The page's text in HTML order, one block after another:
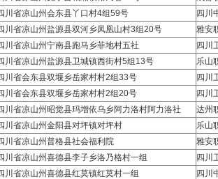
川省凉山州会东县丫口村4组59号
四川
川省凉山州盐源县双河乡凤凰山村3组20号
雅安
川省凉山州宁南县跑马乡菲地村五社
四川
川省凉山州盐源县卫城镇西街村5组13号
乐山
川省会东县双堰乡岳家村村2组33号
四川
川省会东县双堰乡岳家村村2组20号
四川
川省凉山州昭觉县玛增依乌乡阿力洛村阿力洛社
达州
川省凉山州金阳县对坪镇对坪村
乐山
川省凉山州普格县社会福利院
雅安
川省凉山州喜德县李子乡洛乃格村一组
四川
川省凉山州喜德县红莫镇红莫村一组
四川